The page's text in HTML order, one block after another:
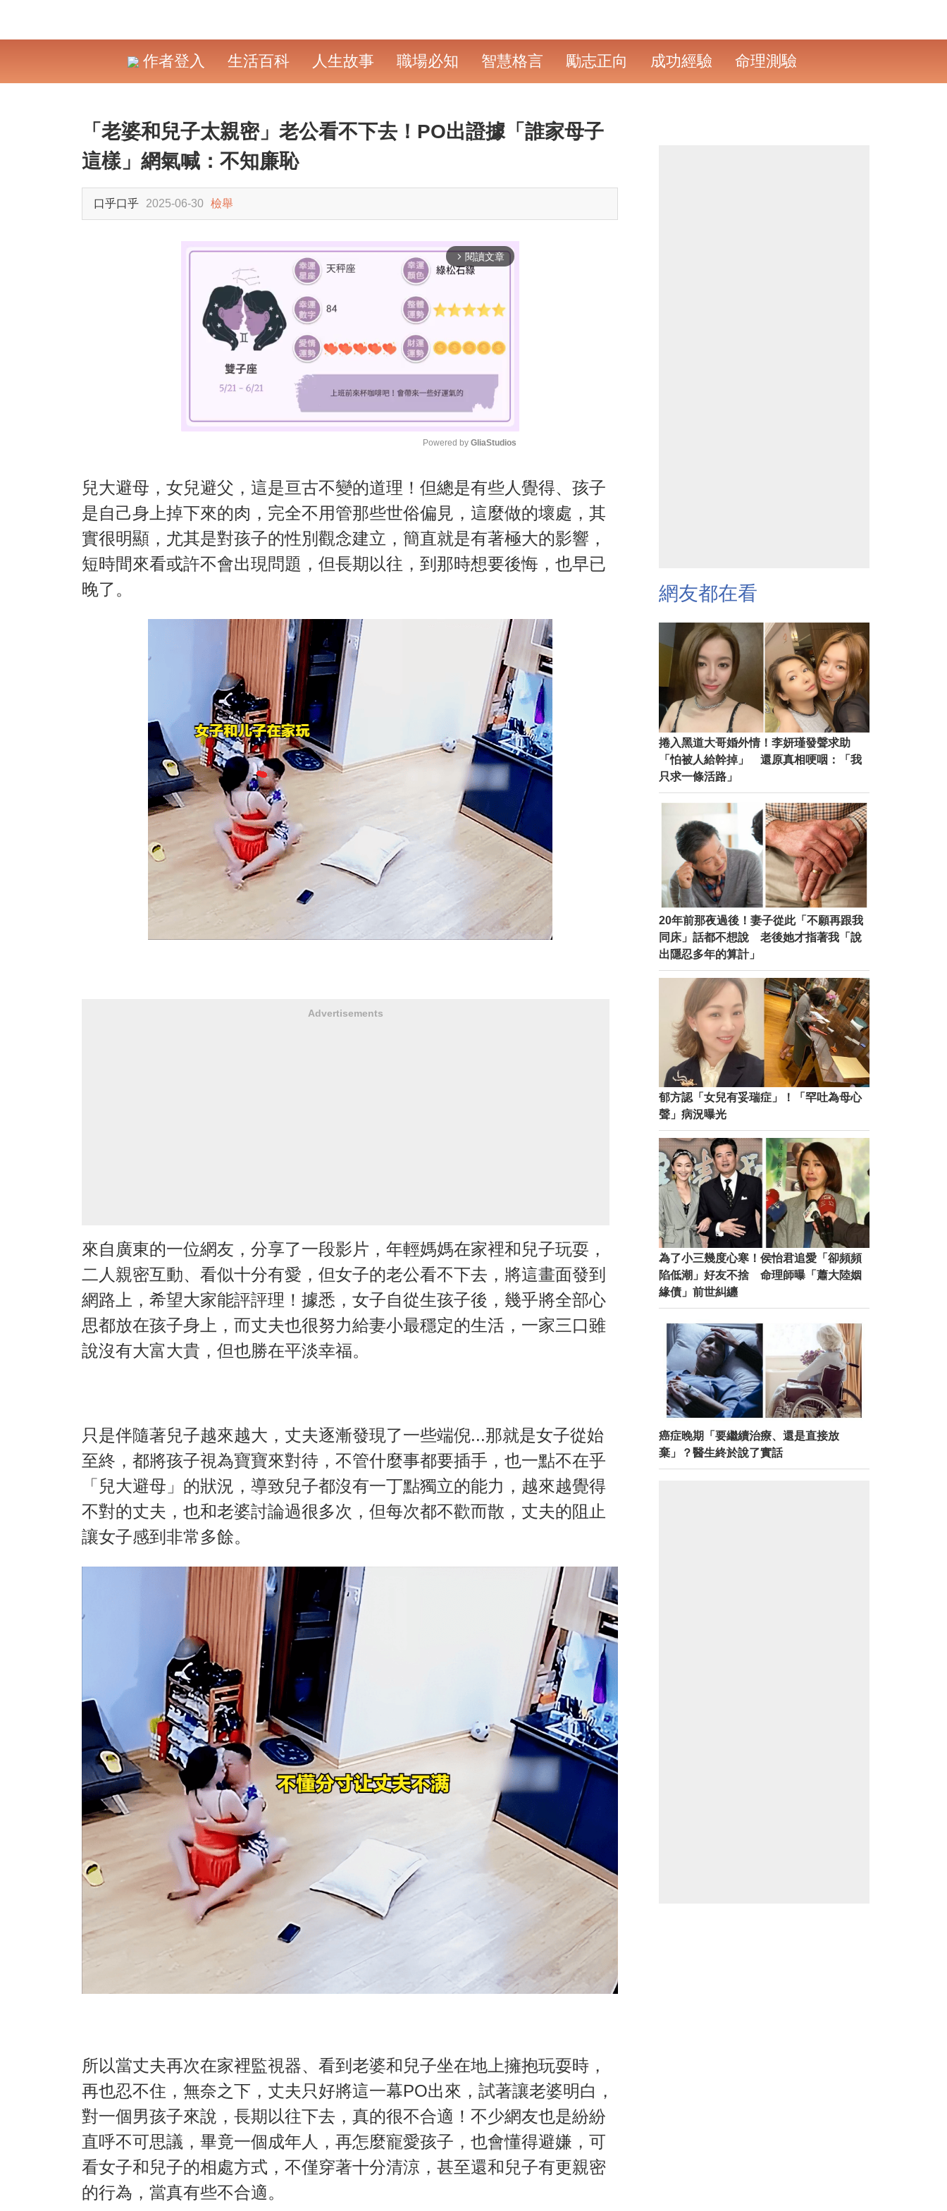
作者登入 生活百科 人生故事 職場必知 智慧格言 勵志正向 成功經驗 命理測驗
「老婆和兒子太親密」老公看不下去！PO出證據「誰家母子
這樣」網氣喊：不知廉恥
口乎口乎 2025-06-30 檢舉
arrow_forward_ios 閱讀文章
M
t
e
Powered by GliaStudios
兒大避母，女兒避父，這是亘古不變的道理！但總是有些人覺得、孩子
是自己身上掉下來的肉，完全不用管那些世俗偏見，這麼做的壞處，其
實很明顯，尤其是對孩子的性別觀念建立，簡直就是有著極大的影響，
短時間來看或許不會出現問題，但長期以往，到那時想要後悔，也早已
晚了。
Advertisements
來自廣東的一位網友，分享了一段影片，年輕媽媽在家裡和兒子玩耍，
二人親密互動、看似十分有愛，但女子的老公看不下去，將這畫面發到
網路上，希望大家能評評理！據悉，女子自從生孩子後，幾乎將全部心
思都放在孩子身上，而丈夫也很努力給妻小最穩定的生活，一家三口雖
說沒有大富大貴，但也勝在平淡幸福。
只是伴隨著兒子越來越大，丈夫逐漸發現了一些端倪...那就是女子從始
至終，都將孩子視為寶寶來對待，不管什麼事都要插手，也一點不在乎
「兒大避母」的狀況，導致兒子都沒有一丁點獨立的能力，越來越覺得
不對的丈夫，也和老婆討論過很多次，但每次都不歡而散，丈夫的阻止
讓女子感到非常多餘。
所以當丈夫再次在家裡監視器、看到老婆和兒子坐在地上擁抱玩耍時，
再也忍不住，無奈之下，丈夫只好將這一幕PO出來，試著讓老婆明白，
對一個男孩子來說，長期以往下去，真的很不合適！不少網友也是紛紛
直呼不可思議，畢竟一個成年人，再怎麼寵愛孩子，也會懂得避嫌，可
看女子和兒子的相處方式，不僅穿著十分清涼，甚至還和兒子有更親密
的行為，當真有些不合適。
網友都在看
捲入黑道大哥婚外情！李妍瑾發聲求助
「怕被人給幹掉」 還原真相哽咽：「我
只求一條活路」
20年前那夜過後！妻子從此「不願再跟我
同床」話都不想說 老後她才指著我「說
出隱忍多年的算計」
郁方認「女兒有妥瑞症」！「罕吐為母心
聲」病況曝光
為了小三幾度心寒！侯怡君追愛「卻頻頻
陷低潮」好友不捨 命理師曝「蕭大陸姻
緣債」前世糾纏
癌症晚期「要繼續治療、還是直接放
棄」？醫生終於說了實話